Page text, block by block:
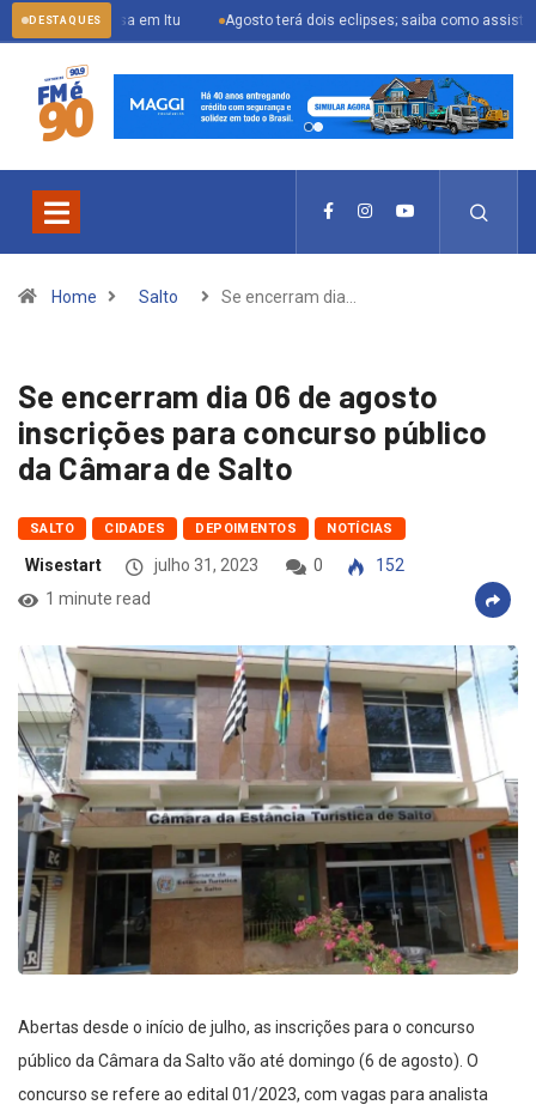
DESTAQUES
casa em Itu Agosto terá dois eclipses; saiba como assistir aos
Home Salto Se encerram dia…
Se encerram dia 06 de agosto
inscrições para concurso público
da Câmara de Salto
SALTO CIDADES DEPOIMENTOS NOTÍCIAS
Wisestart julho 31, 2023 0
152
1 minute read
Abertas desde o início de julho, as inscrições para o concurso
público da Câmara da Salto vão até domingo (6 de agosto). O
concurso se refere ao edital 01/2023, com vagas para analista